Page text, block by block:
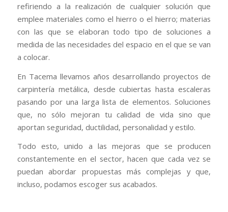
refiriendo a la realización de cualquier solución que
emplee materiales como el hierro o el hierro; materias
con las que se elaboran todo tipo de soluciones a
medida de las necesidades del espacio en el que se van
a colocar.
En Tacema llevamos años desarrollando proyectos de
carpintería metálica, desde cubiertas hasta escaleras
pasando por una larga lista de elementos. Soluciones
que, no sólo mejoran tu calidad de vida sino que
aportan seguridad, ductilidad, personalidad y estilo.
Todo esto, unido a las mejoras que se producen
constantemente en el sector, hacen que cada vez se
puedan abordar propuestas más complejas y que,
incluso, podamos escoger sus acabados.